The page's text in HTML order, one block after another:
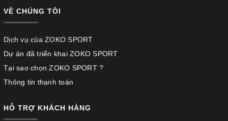
VỀ CHÚNG TÔI
Dịch vụ của ZOKO SPORT
Dự án đã triển khai ZOKO SPORT
Tại sao chọn ZOKO SPORT ?
Thông tin thanh toán
HỖ TRỢ KHÁCH HÀNG